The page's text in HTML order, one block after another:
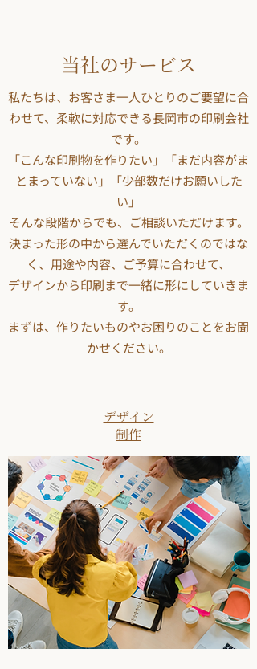
当社のサービス
私たちは、お客さま一人ひとりのご要望に合
わせて、柔軟に対応できる長岡市の印刷会社
です。
「こんな印刷物を作りたい」「まだ内容がま
とまっていない」「少部数だけお願いした
い」
そんな段階からでも、ご相談いただけます。
決まった形の中から選んでいただくのではな
く、用途や内容、ご予算に合わせて、
デザインから印刷まで一緒に形にしていきま
す。
まずは、作りたいものやお困りのことをお聞
かせください。
デザイン
制作